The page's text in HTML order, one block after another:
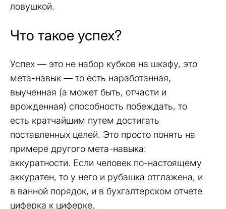
ловушкой.
Что такое успех?
Успех — это не набор кубков на шкафу, это
мета-навык — то есть наработанная,
выученная (а может быть, отчасти и
врожденная) способность побеждать, то
есть кратчайшим путем достигать
поставленных целей. Это просто понять на
примере другого мета-навыка:
аккуратности. Если человек по-настоящему
аккуратен, то у него и рубашка отглажена, и
в ванной порядок, и в бухгалтерском отчете
циферка к циферке.